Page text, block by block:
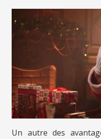
Un autre des